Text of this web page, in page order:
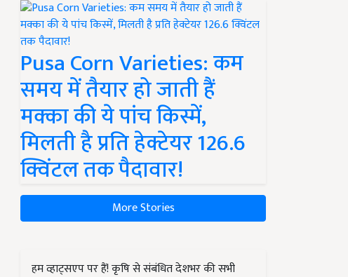
Pusa Corn Varieties: कम
समय में तैयार हो जाती हैं
मक्का की ये पांच किस्में,
मिलती है प्रति हेक्टेयर 126.6
क्विंटल तक पैदावार!
More Stories
हम व्हाट्सएप पर हैं! कृषि से संबंधित देशभर की सभी